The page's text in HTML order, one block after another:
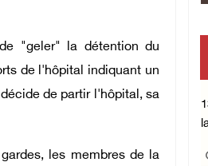
"geler" la détention du
de l'hôpital indiquant un
de partir l'hôpital, sa
les membres de la
mise en